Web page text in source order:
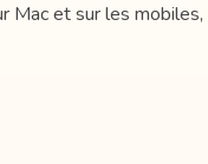
Mac et sur les